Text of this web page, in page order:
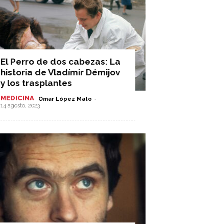
El Perro de dos cabezas: La
historia de Vladímir Démijov
y los trasplantes
MEDICINA Omar López Mato -
14 agosto, 2023